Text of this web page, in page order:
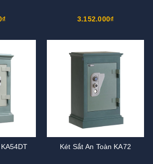
3.152.000₫
Két Sắt An Toàn KA72